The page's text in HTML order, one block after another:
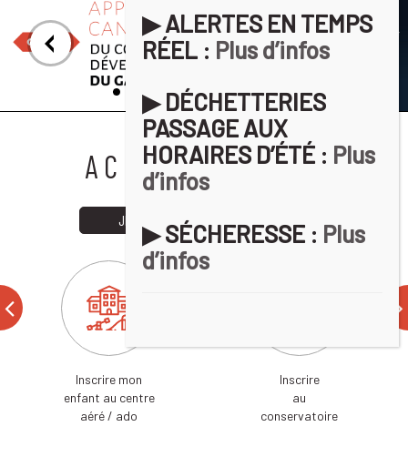
ACCÈS DIRECTS
JE VEUX
Inscrire mon
enfant au centre
aéré / ado
Inscrire
au
conservatoire
▶︎ ALERTES EN TEMPS
RÉEL : Plus d’infos
▶︎ DÉCHETTERIES
PASSAGE AUX
HORAIRES D’ÉTÉ : Plus
d’infos
▶︎ SÉCHERESSE : Plus
d’infos